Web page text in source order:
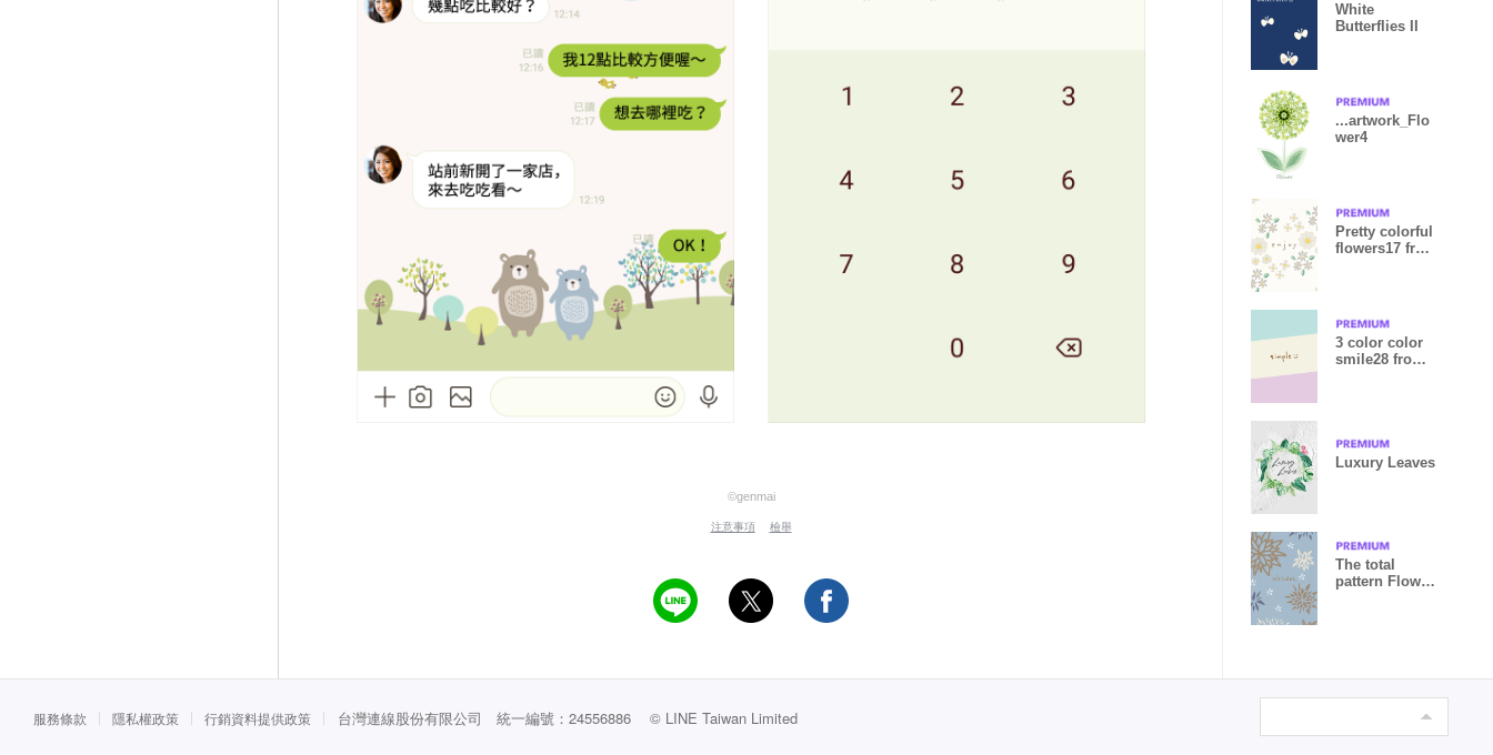
©genmai
注意事項 檢舉
White
Butterflies II
...artwork_Flo
wer4
Pretty colorful
flowers17 from
3 color color
smile28 from
Luxury Leaves
The total
pattern Flower
服務條款 隱私權政策 行銷資料提供政策 台灣連線股份有限公司 統一編號：24556886 © LINE Taiwan Limited